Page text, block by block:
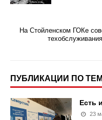
На Стойленском ГОКе
ПУБЛИКАЦИИ ПО
Есть
23